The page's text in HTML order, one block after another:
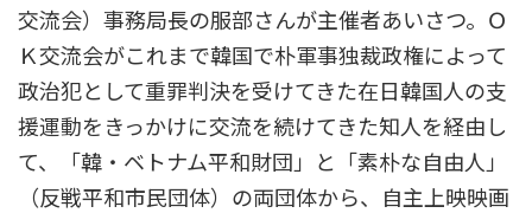
交流会）事務局長の服部さんが主催者あいさつ。Ｏ
Ｋ交流会がこれまで韓国で朴軍事独裁政権によって
政治犯として重罪判決を受けてきた在日韓国人の支
援運動をきっかけに交流を続けてきた知人を経由し
て、「韓・ベトナム平和財団」と「素朴な自由人」
（反戦平和市民団体）の両団体から、自主上映映画